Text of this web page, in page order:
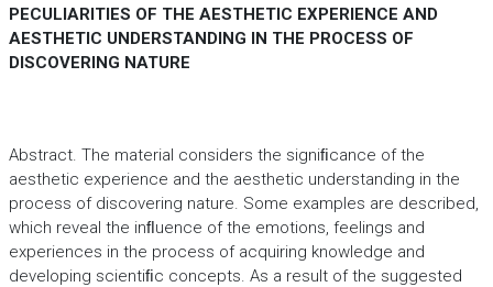
PECULIARITIES OF THE AESTHETIC EXPERIENCE AND
AESTHETIC UNDERSTANDING IN THE PROCESS OF
DISCOVERING NATURE
Abstract. The material considers the signiﬁcance of the
aesthetic experience and the aesthetic understanding in the
process of discovering nature. Some examples are described,
which reveal the inﬂuence of the emotions, feelings and
experiences in the process of acquiring knowledge and
developing scientiﬁc concepts. As a result of the suggested